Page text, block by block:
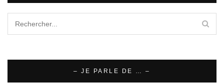
– JE PARLE DE … –